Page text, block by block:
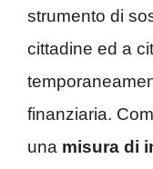
strumento di
cittadine ed a
finanziaria.
una misura di